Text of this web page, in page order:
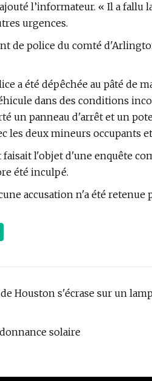
l’informateur. « Il a
urgences.
de police du comté
a été dépêchée au pâté de
dans des conditions
un panneau d'arrêt et un
les deux mineurs occupants
faisait l'objet d'une enquête
été inculpé.
accusation n'a été retenue
Houston s'écrase sur un
solaire